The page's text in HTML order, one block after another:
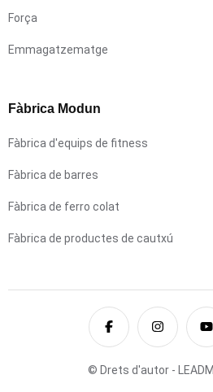
Força
Emmagatzematge
Fàbrica Modun
Fàbrica d'equips de fitness
Fàbrica de barres
Fàbrica de ferro colat
Fàbrica de productes de cautxú
© Drets d'autor -